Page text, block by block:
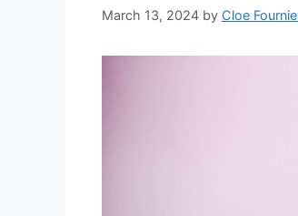
March 13, 2024 by Cloe